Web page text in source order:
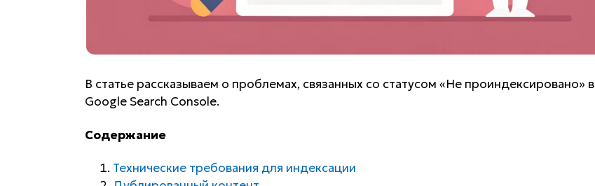
В статье рассказываем о проблемах, связанных со статусом «Не проиндексировано» в
Google Search Console.
Содержание
Технические требования для индексации